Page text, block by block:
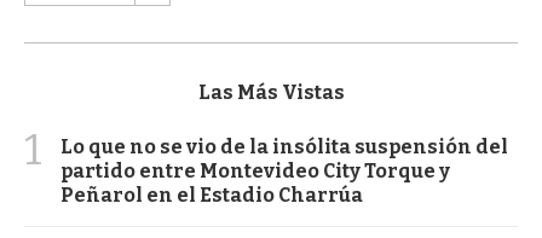
Las Más Vistas
1
Lo que no se vio de la insólita suspensión del
partido entre Montevideo City Torque y
Peñarol en el Estadio Charrúa